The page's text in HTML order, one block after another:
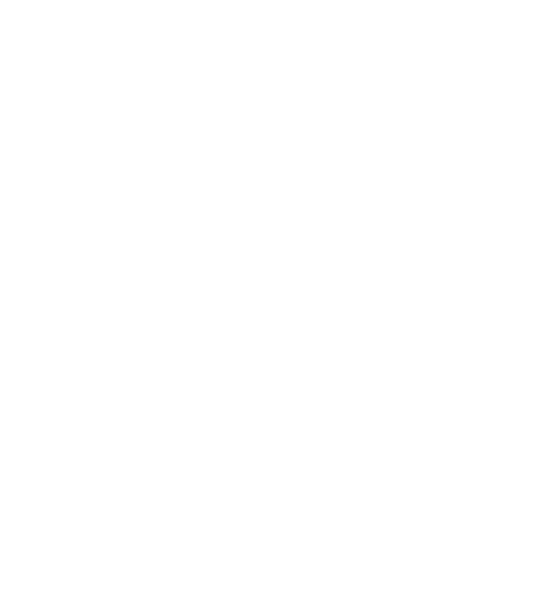
yoga, pilates, vodné polo, aqua gymnastika)